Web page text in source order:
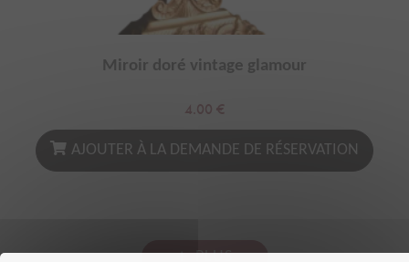
Miroir doré vintage glamour
4.00 €
AJOUTER À LA DEMANDE DE RÉSERVATION